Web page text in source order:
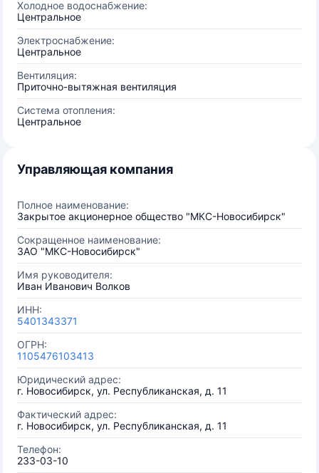
Холодное водоснабжение:
Центральное
Электроснабжение:
Центральное
Вентиляция:
Приточно-вытяжная вентиляция
Система отопления:
Центральное
Управляющая компания
Полное наименование:
Закрытое акционерное общество "МКС-Новосибирск"
Сокращенное наименование:
ЗАО "МКС-Новосибирск"
Имя руководителя:
Иван Иванович Волков
ИНН:
5401343371
ОГРН:
1105476103413
Юридический адрес:
г. Новосибирск, ул. Республиканская, д. 11
Фактический адрес:
г. Новосибирск, ул. Республиканская, д. 11
Телефон:
233-03-10